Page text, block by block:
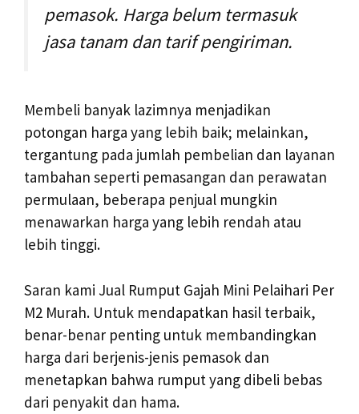
pemasok. Harga belum termasuk
jasa tanam dan tarif pengiriman.
Membeli banyak lazimnya menjadikan
potongan harga yang lebih baik; melainkan,
tergantung pada jumlah pembelian dan layanan
tambahan seperti pemasangan dan perawatan
permulaan, beberapa penjual mungkin
menawarkan harga yang lebih rendah atau
lebih tinggi.
Saran kami Jual Rumput Gajah Mini Pelaihari Per
M2 Murah. Untuk mendapatkan hasil terbaik,
benar-benar penting untuk membandingkan
harga dari berjenis-jenis pemasok dan
menetapkan bahwa rumput yang dibeli bebas
dari penyakit dan hama.